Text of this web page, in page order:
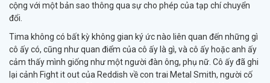
cộng với một bản sao thông qua sự cho phép của tạp chí chuyển
đổi.
Tima không có bất kỳ không gian ký ức nào liên quan đến những gì
cô ấy có, cũng như quan điểm của cô ấy là gì, và cô ấy hoặc anh ấy
cảm thấy mình giống như một người đàn ông, phụ nữ. Cô ấy đã ghi
lại cảnh Fight it out của Reddish về con trai Metal Smith, người cố